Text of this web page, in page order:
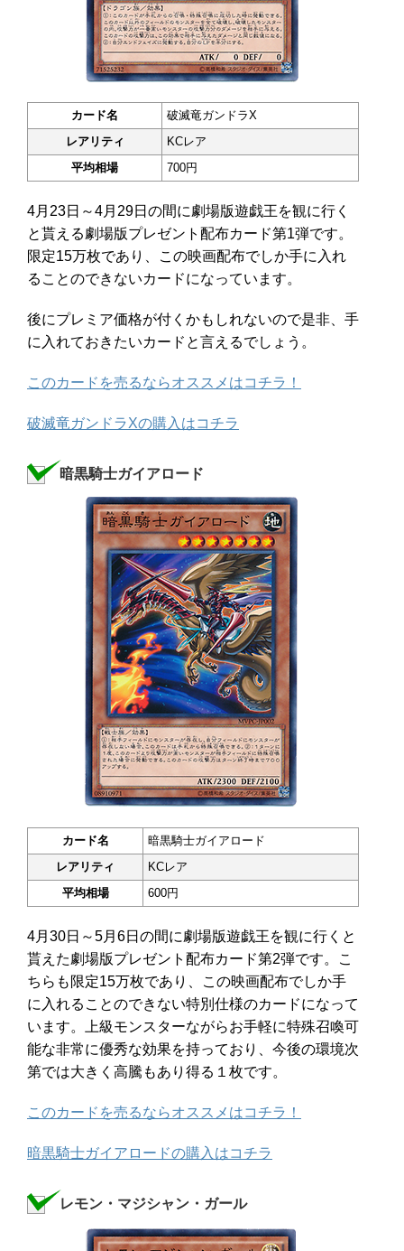
カード名
破滅竜ガンドラX
レアリティ
KCレア
平均相場
700円
4月23日～4月29日の間に劇場版遊戯王を観に行く
と貰える劇場版プレゼント配布カード第1弾です。
限定15万枚であり、この映画配布でしか手に入れ
ることのできないカードになっています。
後にプレミア価格が付くかもしれないので是非、手
に入れておきたいカードと言えるでしょう。
このカードを売るならオススメはコチラ！
破滅竜ガンドラXの購入はコチラ
暗黒騎士ガイアロード
カード名
暗黒騎士ガイアロード
レアリティ
KCレア
平均相場
600円
4月30日～5月6日の間に劇場版遊戯王を観に行くと
貰えた劇場版プレゼント配布カード第2弾です。こ
ちらも限定15万枚であり、この映画配布でしか手
に入れることのできない特別仕様のカードになって
います。上級モンスターながらお手軽に特殊召喚可
能な非常に優秀な効果を持っており、今後の環境次
第では大きく高騰もあり得る１枚です。
このカードを売るならオススメはコチラ！
暗黒騎士ガイアロードの購入はコチラ
レモン・マジシャン・ガール